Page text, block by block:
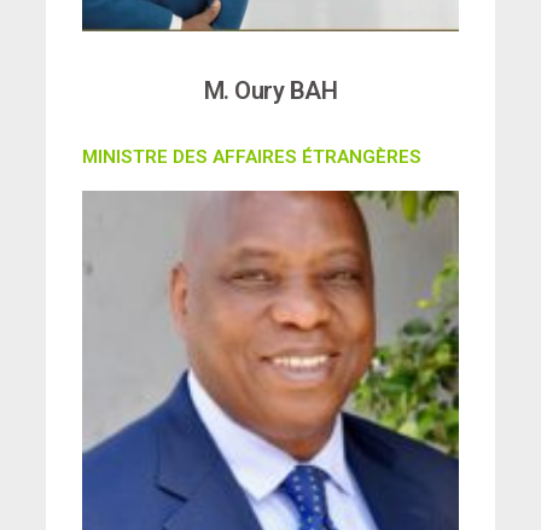
M. Oury BAH
MINISTRE DES AFFAIRES ÉTRANGÈRES